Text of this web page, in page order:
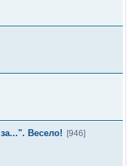
Весело!
[946]